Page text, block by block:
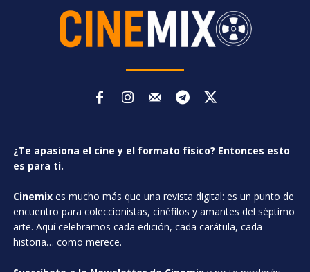
¿Te apasiona el cine y el formato físico? Entonces esto
es para ti.
Cinemix es mucho más que una revista digital: es un punto de
encuentro para coleccionistas, cinéfilos y amantes del séptimo
arte. Aquí celebramos cada edición, cada carátula, cada
historia… como merece.